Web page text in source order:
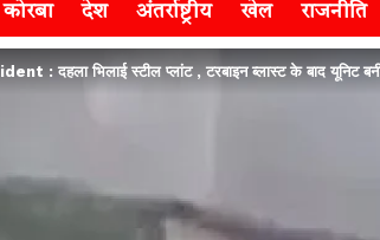
कोरबा देश अंतर्राष्ट्रीय खेल राजनीति
दहला भिलाई स्टील प्लांट , टरबाइन ब्लास्ट के बाद यूनिट